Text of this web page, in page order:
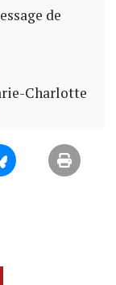
de
Charlotte